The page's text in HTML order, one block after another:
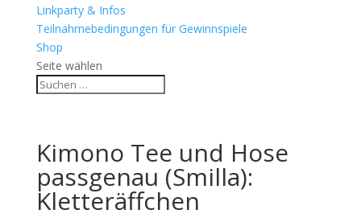
Linkparty & Infos
Teilnahmebedingungen für Gewinnspiele
Shop
Seite wählen
Kimono Tee und Hose
passgenau (Smilla):
Kletteräffchen